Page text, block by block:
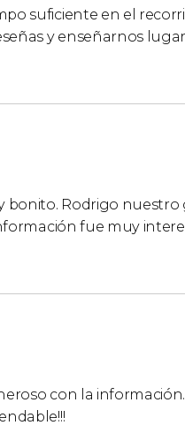
suficiente en el
y enseñarnos
bonito. Rodrigo nuestro
fue muy
con la